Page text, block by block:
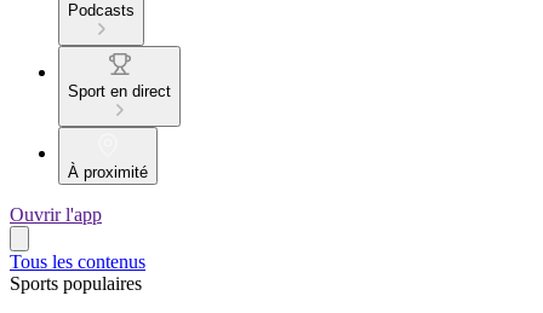
Podcasts
Sport en direct
À proximité
Ouvrir l'app
Tous les contenus
Sports populaires